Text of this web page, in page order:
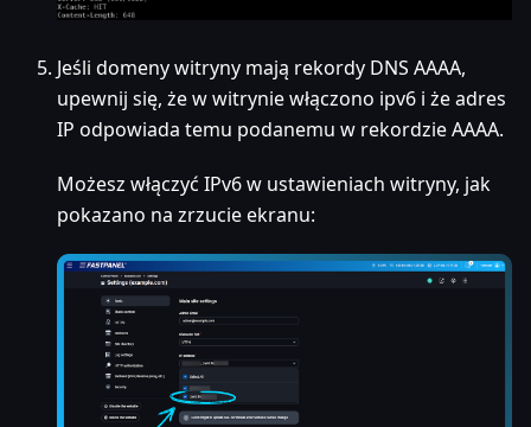
Jeśli domeny witryny mają rekordy DNS AAAA,
upewnij się, że w witrynie włączono ipv6 i że adres
IP odpowiada temu podanemu w rekordzie AAAA.
Możesz włączyć IPv6 w ustawieniach witryny, jak
pokazano na zrzucie ekranu: